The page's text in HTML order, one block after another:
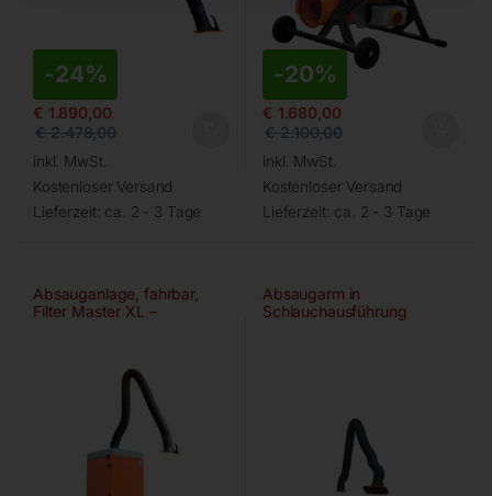
-24%
€ 1.890,00
€2.478,00
inkl. MwSt.
Kostenloser Versand
Lieferzeit: ca. 2 - 3 Tage
-20%
€ 1.680,00
€2.100,00
inkl. MwSt.
Kostenloser Versand
Lieferzeit: ca. 2 - 3 Tage
Absauganlage, fahrbar,
Filter Master XL –
Absaugarm in
Schlauchausführung